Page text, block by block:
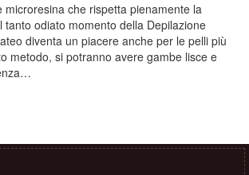
microresina che rispetta pienamente la
tanto odiato momento della Depilazione
diventa un piacere anche per le pelli più
metodo, si potranno avere gambe lisce e